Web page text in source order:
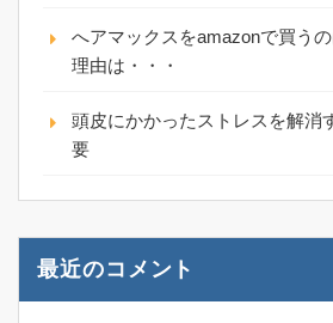
へアマックスをamazonで買う
理由は・・・
頭皮にかかったストレスを解消
要
最近のコメント